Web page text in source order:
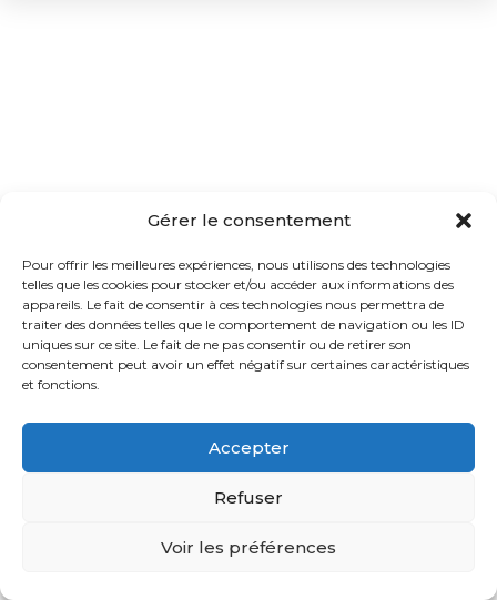
Gérer le consentement
Pour offrir les meilleures expériences, nous utilisons des technologies
telles que les cookies pour stocker et/ou accéder aux informations des
appareils. Le fait de consentir à ces technologies nous permettra de
traiter des données telles que le comportement de navigation ou les ID
uniques sur ce site. Le fait de ne pas consentir ou de retirer son
consentement peut avoir un effet négatif sur certaines caractéristiques
et fonctions.
Accepter
Refuser
Voir les préférences